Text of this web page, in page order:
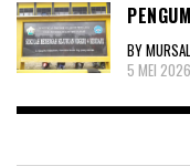
BY
5 MEI 2026